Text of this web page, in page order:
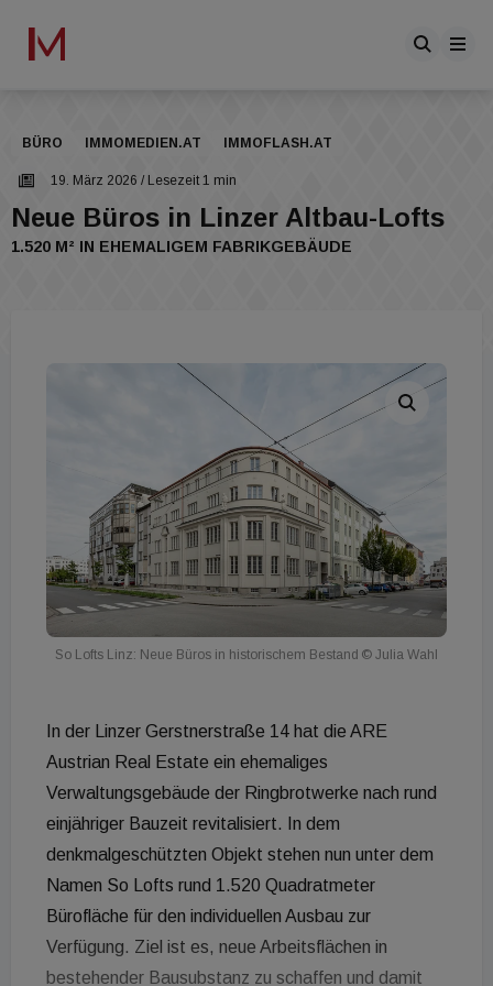
BÜRO IMMOMEDIEN.AT IMMOFLASH.AT
19. März 2026 / Lesezeit 1 min
Neue Büros in Linzer Altbau-Lofts
1.520 M² IN EHEMALIGEM FABRIKGEBÄUDE
So Lofts Linz: Neue Büros in historischem Bestand © Julia Wahl
In der Linzer Gerstnerstraße 14 hat die ARE
Austrian Real Estate ein ehemaliges
Verwaltungsgebäude der Ringbrotwerke nach rund
einjähriger Bauzeit revitalisiert. In dem
denkmalgeschützten Objekt stehen nun unter dem
Namen So Lofts rund 1.520 Quadratmeter
Bürofläche für den individuellen Ausbau zur
Verfügung. Ziel ist es, neue Arbeitsflächen in
bestehender Bausubstanz zu schaffen und damit